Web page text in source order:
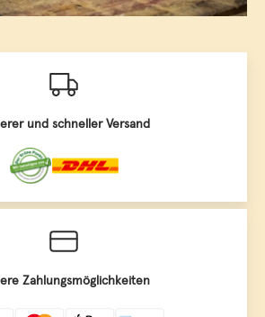
und schneller Versand
Zahlungsmöglichkeiten